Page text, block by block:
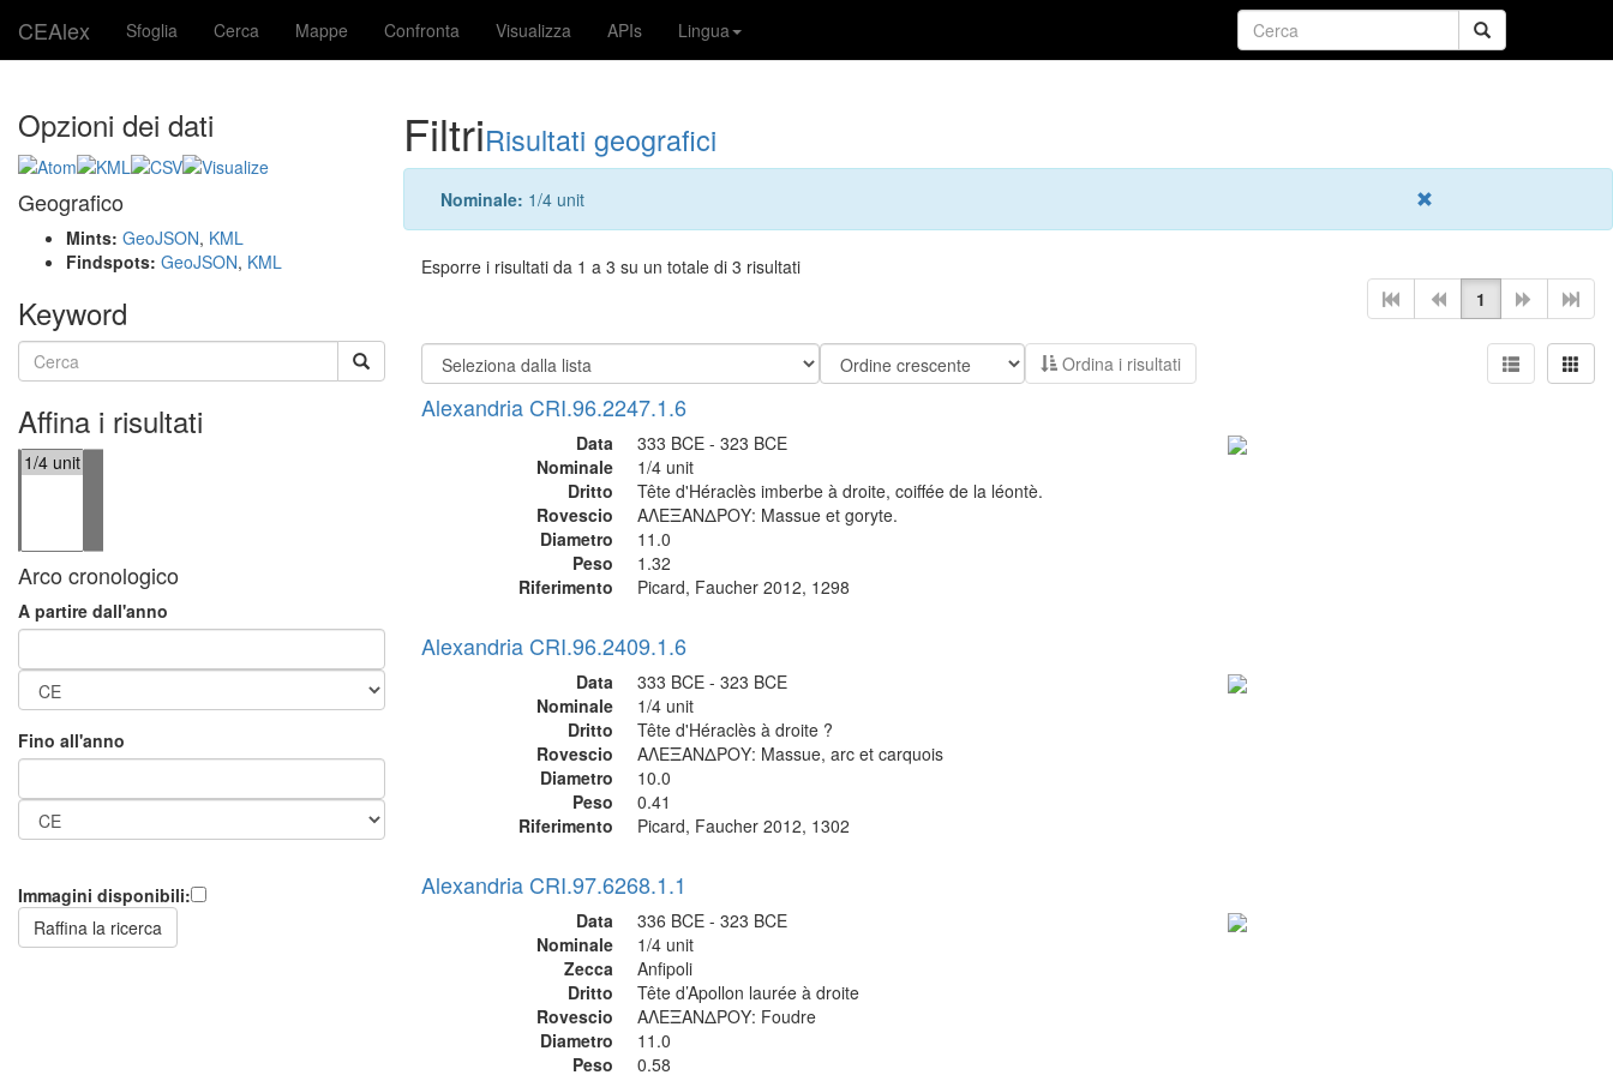
CEAlex Sfoglia Cerca Mappe Confronta Visualizza APIs Lingua
FiltriRisultati geografici
Nominale: 1/4 unit
Esporre i risultati da 1 a 3 su un totale di 3 risultati
1
Ordina i risultati
Alexandria CRI.96.2247.1.6
Data
333 BCE - 323 BCE
Nominale
1/4 unit
Dritto
Tête d'Héraclès imberbe à droite, coiffée de la léontè.
Rovescio
ΑΛΕΞΑΝΔΡΟΥ: Massue et goryte.
Diametro
11.0
Peso
1.32
Riferimento
Picard, Faucher 2012, 1298
Alexandria CRI.96.2409.1.6
Data
333 BCE - 323 BCE
Nominale
1/4 unit
Dritto
Tête d'Héraclès à droite ?
Rovescio
ΑΛΕΞΑΝΔΡΟΥ: Massue, arc et carquois
Diametro
10.0
Peso
0.41
Riferimento
Picard, Faucher 2012, 1302
Alexandria CRI.97.6268.1.1
Data
336 BCE - 323 BCE
Nominale
1/4 unit
Zecca
Anfipoli
Dritto
Tête d’Apollon laurée à droite
Rovescio
ΑΛΕΞΑΝΔΡΟΥ: Foudre
Diametro
11.0
Peso
0.58
Opzioni dei dati
Geografico
Mints: GeoJSON, KML
Findspots: GeoJSON, KML
Keyword
Affina i risultati
Arco cronologico
A partire dall'anno
Fino all'anno
Immagini disponibili: